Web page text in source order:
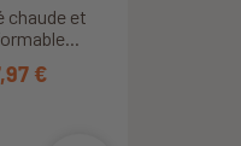
chaude et
€